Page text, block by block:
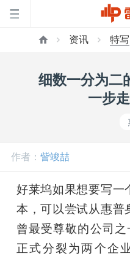
网
资讯 特写
细数一分为二
一步
作者： 訾竣喆
好莱坞如果想要写一
本，可以尝试从惠普
曾最受尊敬的公司
正式分裂为两个企